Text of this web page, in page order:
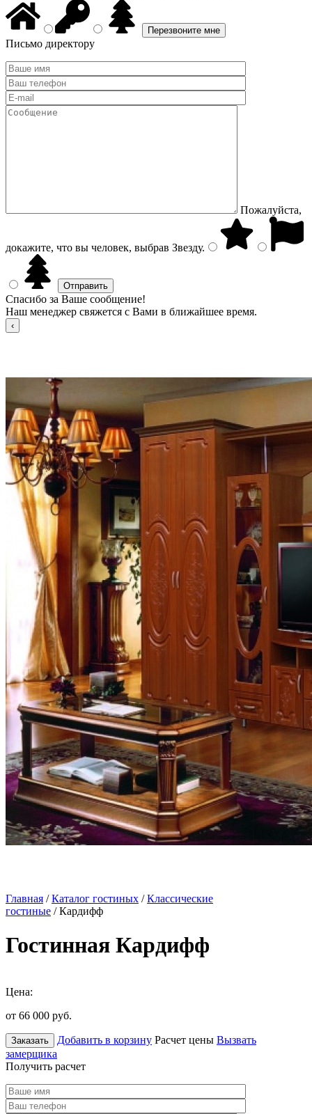
Письмо директору
Пожалуйста,
докажите, что вы человек, выбрав Звезду.
Спасибо за Ваше сообщение!
Наш менеджер свяжется с Вами в ближайшее время.
Главная /Каталог гостиных /Классические
гостиные / Кардифф
Гостинная Кардифф
Цена:
от 66 000 руб.
Заказать Добавить в корзину Расчет цены Вызвать
замерщика
Получить расчет